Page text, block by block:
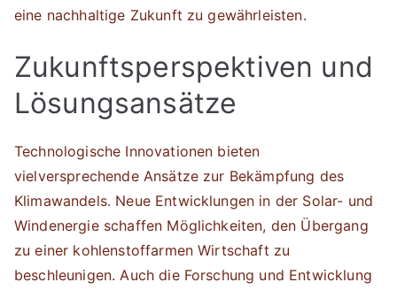
eine nachhaltige Zukunft zu gewährleisten.
Zukunftsperspektiven und
Lösungsansätze
Technologische Innovationen bieten
vielversprechende Ansätze zur Bekämpfung des
Klimawandels. Neue Entwicklungen in der Solar- und
Windenergie schaffen Möglichkeiten, den Übergang
zu einer kohlenstoffarmen Wirtschaft zu
beschleunigen. Auch die Forschung und Entwicklung